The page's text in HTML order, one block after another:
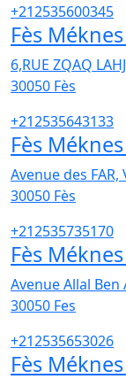
+212535600345
Fès
6,RUE ZQAQ
30050 Fès
+212535643133
Fès
Avenue des FAR,
30050 Fès
+212535735170
Fès
Avenue Allal Ben
30050 Fes
+212535653026
Fès